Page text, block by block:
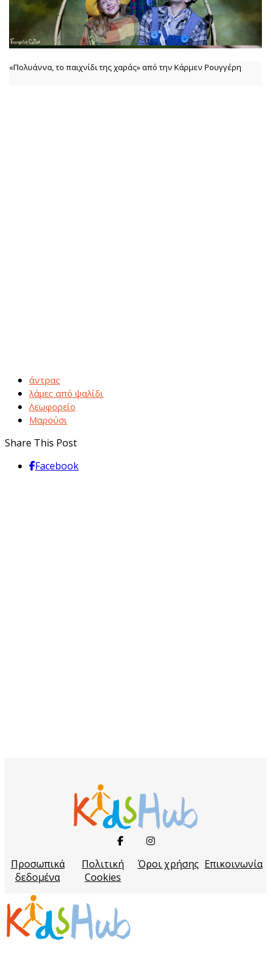
«Πολυάννα, το παιχνίδι της χαράς» από την Κάρμεν Ρουγγέρη
άντρας
λάμες από ψαλίδι
Λεωφορείο
Μαρούσι
Share This Post
Facebook
Προσωπικά
δεδομένα
Πολιτική
Cookies
Όροι χρήσης Επικοινωνία